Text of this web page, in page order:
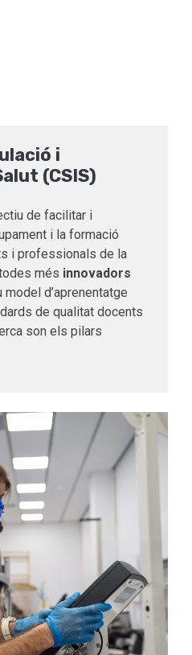
i
(CSIS)
de facilitar i
i la formació
i professionals de la
més innovadors
model d’aprenentatge
de qualitat docents
son els pilars